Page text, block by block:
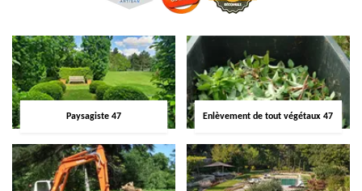
Paysagiste 47 Enlèvement de tout végétaux 47